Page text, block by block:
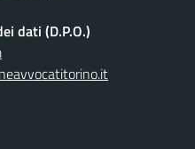
dati (D.P.O.)